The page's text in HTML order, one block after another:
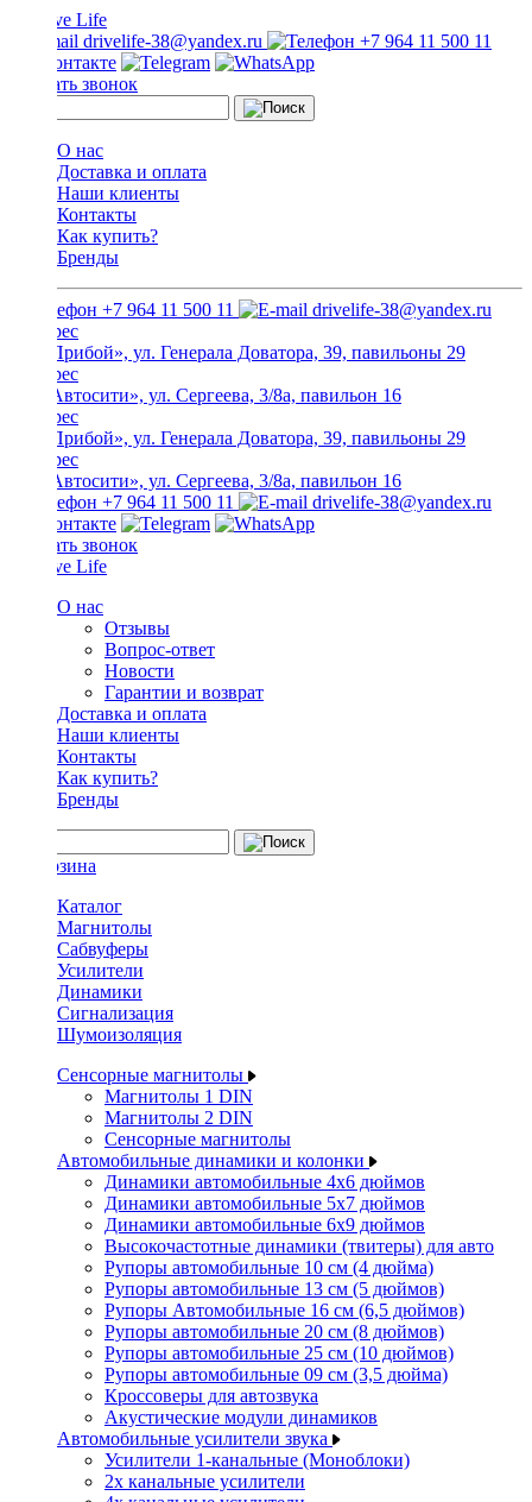
drivelife-38@yandex.ru +7 964 11 500 11
Заказать звонок
О нас
Доставка и оплата
Наши клиенты
Контакты
Как купить?
Бренды
+7 964 11 500 11 drivelife-38@yandex.ru
ТЦ «Прибой», ул. Генерала Доватора, 39, павильоны 29
ТЦ «Автосити», ул. Сергеева, 3/8а, павильон 16
ТЦ «Прибой», ул. Генерала Доватора, 39, павильоны 29
ТЦ «Автосити», ул. Сергеева, 3/8а, павильон 16
+7 964 11 500 11
drivelife-38@yandex.ru
Заказать звонок
О нас
Отзывы
Вопрос-ответ
Новости
Гарантии и возврат
Доставка и оплата
Наши клиенты
Контакты
Как купить?
Бренды
Каталог
Магнитолы
Сабвуферы
Усилители
Динамики
Сигнализация
Шумоизоляция
Сенсорные магнитолы
Магнитолы 1 DIN
Магнитолы 2 DIN
Сенсорные магнитолы
Автомобильные динамики и колонки
Динамики автомобильные 4x6 дюймов
Динамики автомобильные 5x7 дюймов
Динамики автомобильные 6x9 дюймов
Высокочастотные динамики (твитеры) для авто
Рупоры автомобильные 10 см (4 дюйма)
Рупоры автомобильные 13 см (5 дюймов)
Рупоры Автомобильные 16 см (6,5 дюймов)
Рупоры автомобильные 20 см (8 дюймов)
Рупоры автомобильные 25 см (10 дюймов)
Рупоры автомобильные 09 см (3,5 дюйма)
Кроссоверы для автозвука
Акустические модули динамиков
Автомобильные усилители звука
Усилители 1-канальные (Моноблоки)
2х канальные усилители